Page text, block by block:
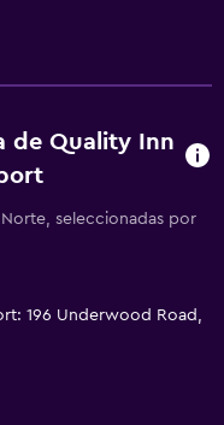
de Quality Inn
seleccionadas por
196 Underwood Road,